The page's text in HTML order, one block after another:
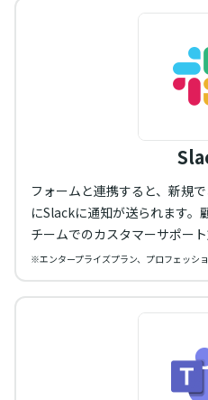
フォームと連携すると、新規
にSlackに通知が送られます。
チームでのカスタマーサポート
※エンタープライズプラン、プロフェッシ